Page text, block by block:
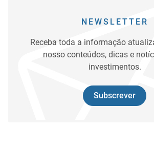
NEWSLETTER
Receba toda a informação
nosso conteúdos, dicas e
investimentos.
Subscrever